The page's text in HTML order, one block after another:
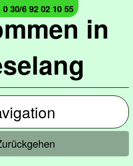
in
30/6 92 02 10 55